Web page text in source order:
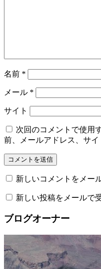
名前 *
メール *
サイト
次回のコメントで使用
前、メールアドレス、サイ
新しいコメントをメー
新しい投稿をメールで
ブログオーナー